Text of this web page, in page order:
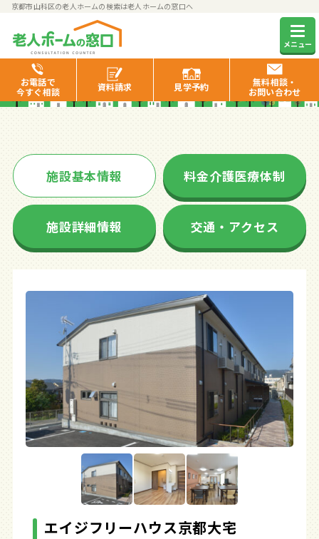
京都市山科区の老人ホームの検索は老人ホームの窓口へ
メニュー
お電話で
今すぐ相談
資料請求 見学予約
無料相談・
お問い合わせ
エイジフリーハウス京都大宅
施設基本情報 料金介護医療体制
施設詳細情報 交通・アクセス
エイジフリーハウス京都大宅